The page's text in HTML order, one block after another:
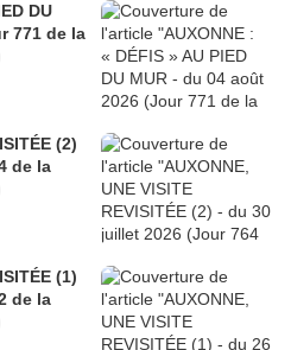
DU
771 de la
(2)
de la
(1)
de la